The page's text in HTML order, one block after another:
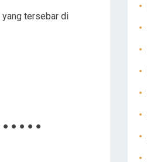
yang tersebar di
● ● ● ●